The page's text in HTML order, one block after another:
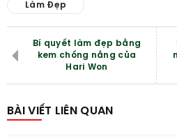
Làm Đẹp
Bí quyết làm đẹp bằng
kem chống nắng của
Hari Won
BÀI VIẾT LIÊN QUAN